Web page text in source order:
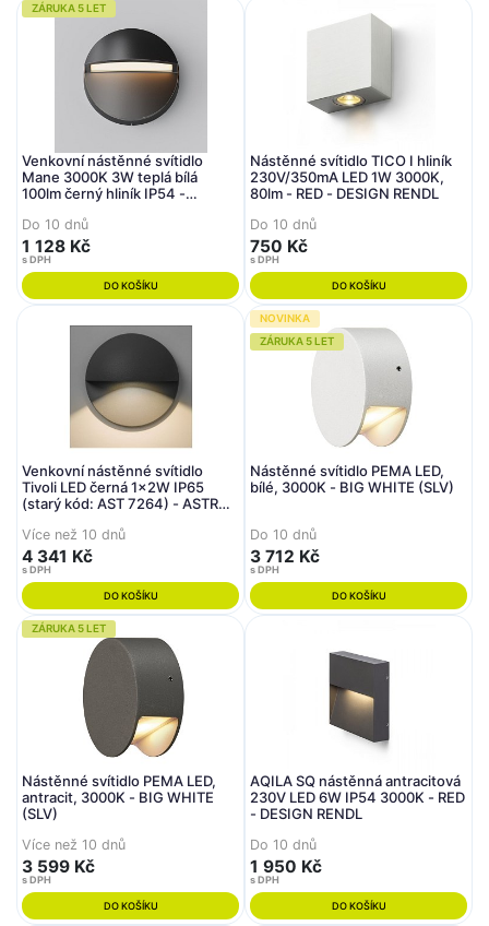
ZÁRUKA 5 LET
Venkovní nástěnné svítidlo
Mane 3000K 3W teplá bílá
100lm černý hliník IP54 -
Do 10 dnů
1 128 Kč
s DPH
DO KOŠÍKU
Nástěnné svítidlo TICO I hliník
230V/350mA LED 1W 3000K,
80lm - RED - DESIGN RENDL
Do 10 dnů
750 Kč
s DPH
DO KOŠÍKU
Venkovní nástěnné svítidlo
Tivoli LED černá 1x2W IP65
(starý kód: AST 7264) - ASTRO
Více než 10 dnů
4 341 Kč
s DPH
DO KOŠÍKU
NOVINKA
ZÁRUKA 5 LET
Nástěnné svítidlo PEMA LED,
bílé, 3000K - BIG WHITE (SLV)
Do 10 dnů
3 712 Kč
s DPH
DO KOŠÍKU
ZÁRUKA 5 LET
Nástěnné svítidlo PEMA LED,
antracit, 3000K - BIG WHITE
(SLV)
Více než 10 dnů
3 599 Kč
s DPH
DO KOŠÍKU
AQILA SQ nástěnná antracitová
230V LED 6W IP54 3000K - RED
- DESIGN RENDL
Do 10 dnů
1 950 Kč
s DPH
DO KOŠÍKU